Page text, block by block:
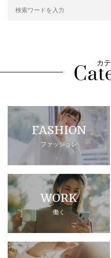
カ
FASHION
ファッション
WORK
働く